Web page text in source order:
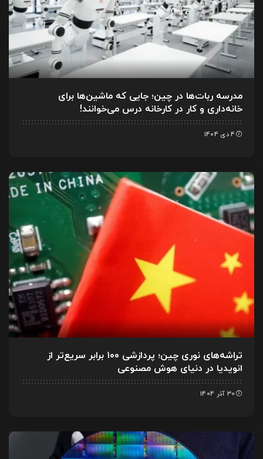
مدرسه ربات‌ها در چین؛ جایی که ماشین‌ها برای
خانه‌داری و کار در کارخانه درس می‌خوانند!
4 دی 1404
تراشه‌های نوری چین؛ پردازشی ۱۰۰ برابر سریع‌تر از
انویدیا در دنیای هوش مصنوعی
30 آذر 1404